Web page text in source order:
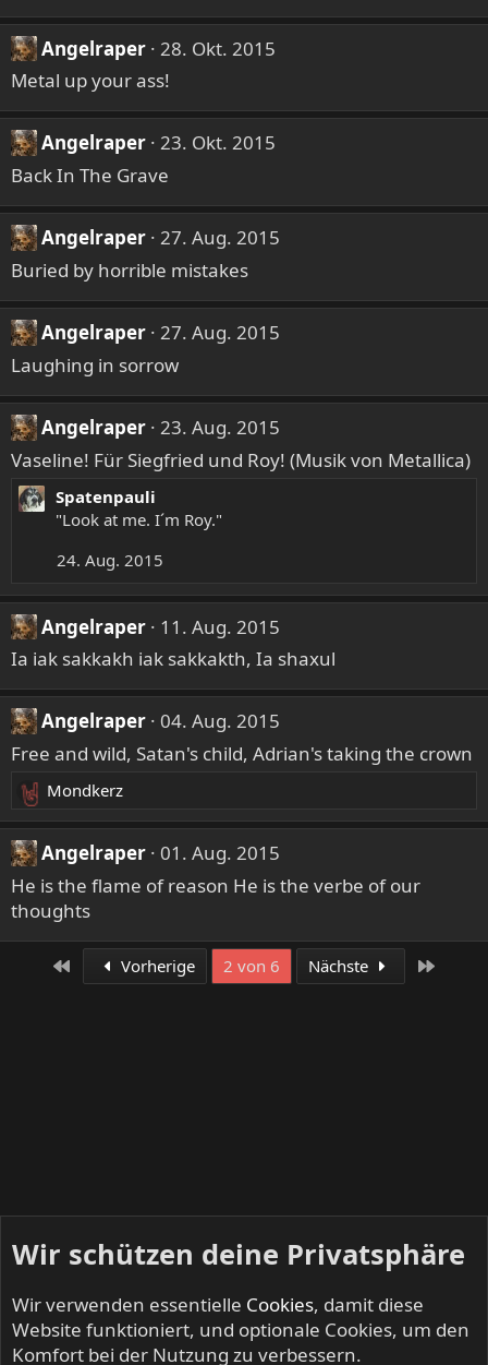
Angelraper
28. Okt. 2015
Metal up your ass!
Angelraper 23. Okt. 2015
Back In The Grave
Angelraper 27. Aug. 2015
Buried by horrible mistakes
Angelraper 27. Aug. 2015
Laughing in sorrow
Angelraper 23. Aug. 2015
Vaseline! Für Siegfried und Roy! (Musik von Metallica)
Spatenpauli
"Look at me. I´m Roy."
24. Aug. 2015
Angelraper
11. Aug. 2015
Ia iak sakkakh iak sakkakth, Ia shaxul
Angelraper 04. Aug. 2015
Free and wild, Satan's child, Adrian's taking the crown
R
e
a
k
t
i
o
Mondkerz
Angelraper 01. Aug. 2015
He is the flame of reason He is the verbe of our
thoughts
Erste Vorherige 2 von 6 Nächste
Wir schützen deine Privatsphäre
Wir verwenden essentielle Cookies, damit diese
Website funktioniert, und optionale Cookies, um den
Komfort bei der Nutzung zu verbessern.